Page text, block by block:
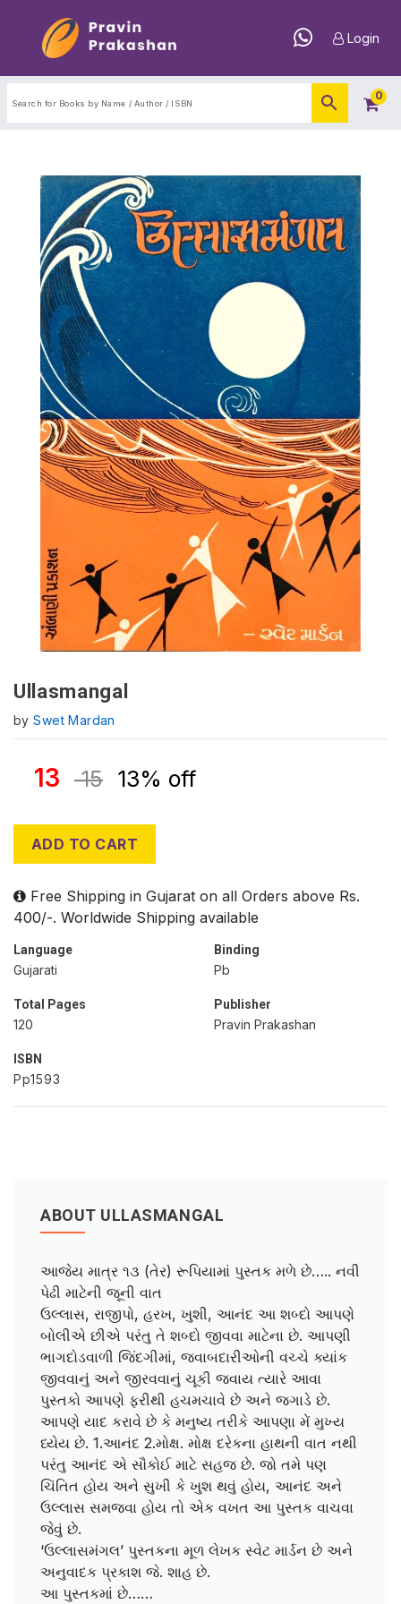
Login
0
Ullasmangal
bySwet Mardan
13 15 13% off
ADD TO CART
Free Shipping in Gujarat on all Orders above Rs.
400/-. Worldwide Shipping available
Language
Gujarati
Binding
Pb
Total Pages
120
Publisher
Pravin Prakashan
ISBN
Pp1593
ABOUT ULLASMANGAL
આજેય માત્ર ૧૩ (તેર) રૂપિયામાં પુસ્તક મળે છે….. નવી
પેઢી માટેની જૂની વાત
ઉલ્લાસ, રાજીપો, હરખ, ખુશી, આનંદ આ શબ્દો આપણે
બોલીએ છીએ પરંતુ તે શબ્દો જીવવા માટેના છે. આપણી
ભાગદોડવાળી જિંદગીમાં, જવાબદારીઓની વચ્ચે ક્યાંક
જીવવાનું અને જીરવવાનું ચૂકી જવાય ત્યારે આવા
પુસ્તકો આપણે ફરીથી હચમચાવે છે અને જગાડે છે.
આપણે યાદ કરાવે છે કે મનુષ્ય તરીકે આપણા મેં મુખ્ય
ધ્યેય છે. 1.આનંદ 2.મોક્ષ. મોક્ષ દરેકના હાથની વાત નથી
પરંતુ આનંદ એ સૌકોઈ માટે સહજ છે. જો તમે પણ
ચિંતિત હોય અને સુખી કે ખુશ થવું હોય, આનંદ અને
ઉલ્લાસ સમજવા હોય તો એક વખત આ પુસ્તક વાચવા
જેવું છે.
‘ઉલ્લાસમંગલ’ પુસ્તકના મૂળ લેખક સ્વેટ માર્ડન છે અને
અનુવાદક પ્રકાશ જે. શાહ છે.
આ પુસ્તકમાં છે……